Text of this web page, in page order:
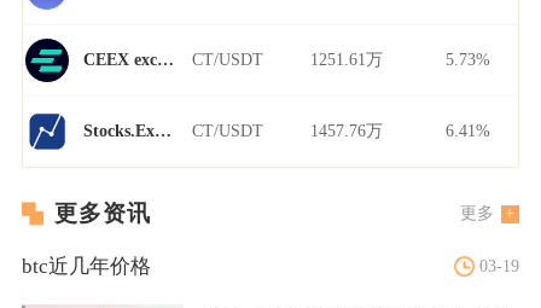
CEEX exchange CT/USDT 1251.61万 5.73%
Stocks.Exchange CT/USDT 1457.76万 6.41%
更多资讯 更多
btc近几年价格 03-19